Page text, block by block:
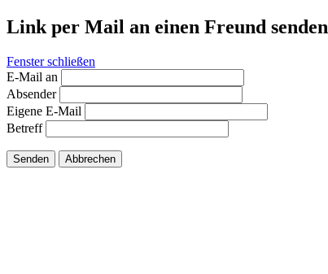
Link per Mail an einen Freund senden
Fenster schließen
E-Mail an
Absender
Eigene E-Mail
Betreff
Senden Abbrechen